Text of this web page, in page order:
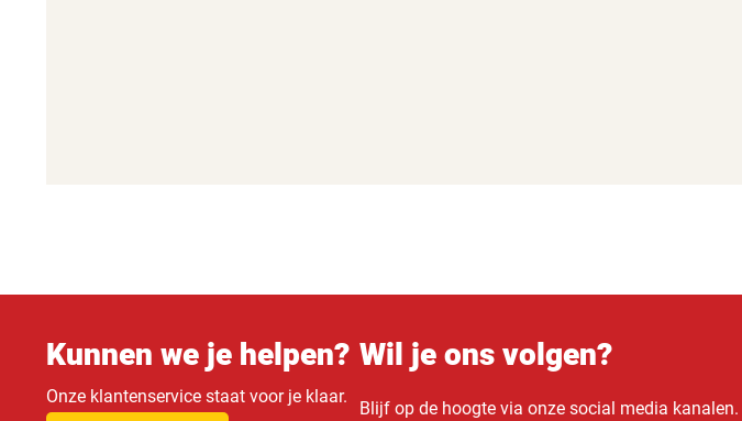
Kunnen we je helpen?
Onze klantenservice staat voor je klaar.
Wil je ons volgen?
Blijf op de hoogte via onze social media kanalen.